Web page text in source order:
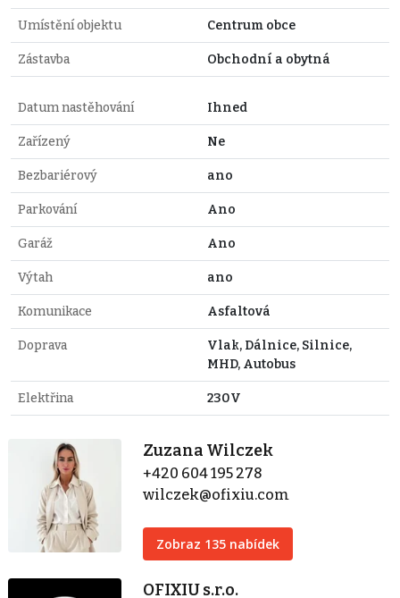
Umístění objektu Centrum obce
Zástavba Obchodní a obytná
Datum nastěhování Ihned
Zařízený Ne
Bezbariérový ano
Parkování Ano
Garáž Ano
Výtah ano
Komunikace Asfaltová
Doprava
Vlak, Dálnice, Silnice,
MHD, Autobus
Elektřina 230V
Zuzana Wilczek
+420 604 195 278
wilczek@ofixiu.com
Zobraz 135 nabídek
OFIXIU s.r.o.